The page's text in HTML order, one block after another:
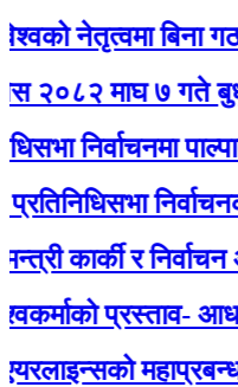
नेतृत्वमा बिना
माघ ७ गते
निर्वाचनमा
निर्वाचनका
कार्की र निर्वाचन
प्रस्ताव- आधा
महाप्रबन्धकमा